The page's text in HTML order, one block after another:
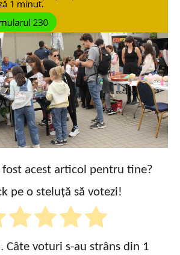
acest articol pentru tine?
pe o steluță să votezi!
Câte voturi s-au strâns din 1